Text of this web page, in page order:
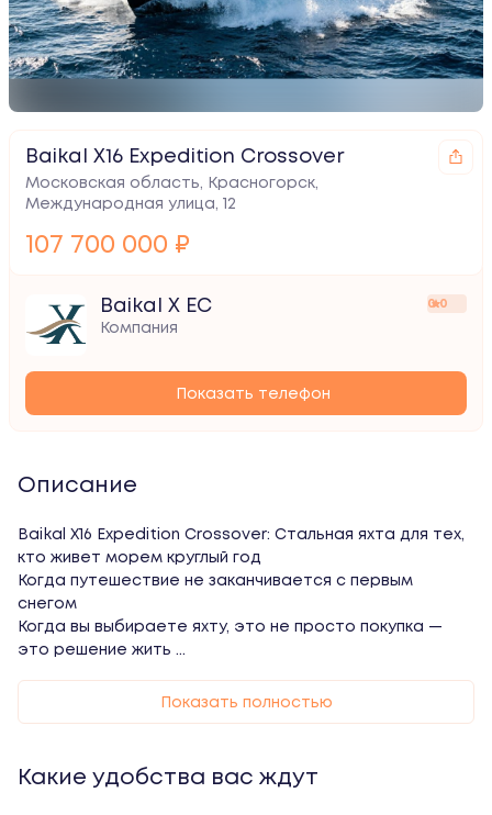
Baikal X16 Expedition Crossover
Московская область, Красногорск,
Международная улица, 12
107 700 000 ₽
0.0
Baikal X EC
Компания
Показать телефон
Описание
Baikal X16 Expedition Crossover: Стальная яхта для тех,
кто живет морем круглый год
Когда путешествие не заканчивается с первым
снегом
Когда вы выбираете яхту, это не просто покупка —
это решение жить ...
Показать полностью
Какие удобства вас ждут